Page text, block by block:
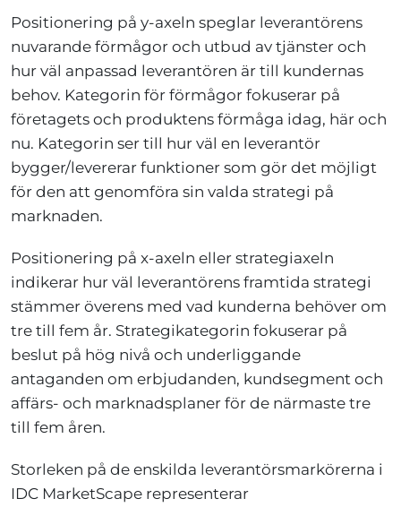
Positionering på y-axeln speglar leverantörens
nuvarande förmågor och utbud av tjänster och
hur väl anpassad leverantören är till kundernas
behov. Kategorin för förmågor fokuserar på
företagets och produktens förmåga idag, här och
nu. Kategorin ser till hur väl en leverantör
bygger/levererar funktioner som gör det möjligt
för den att genomföra sin valda strategi på
marknaden.
Positionering på x-axeln eller strategiaxeln
indikerar hur väl leverantörens framtida strategi
stämmer överens med vad kunderna behöver om
tre till fem år. Strategikategorin fokuserar på
beslut på hög nivå och underliggande
antaganden om erbjudanden, kundsegment och
affärs- och marknadsplaner för de närmaste tre
till fem åren.
Storleken på de enskilda leverantörsmarkörerna i
IDC MarketScape representerar